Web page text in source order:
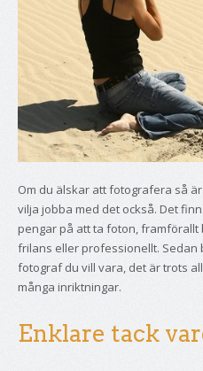
Om du älskar att fotografera så
vilja jobba med det också. Det
pengar på att ta foton, framförallt
frilans eller professionellt. Sedan
fotograf du vill vara, det är trots
många inriktningar.
Enklare tack